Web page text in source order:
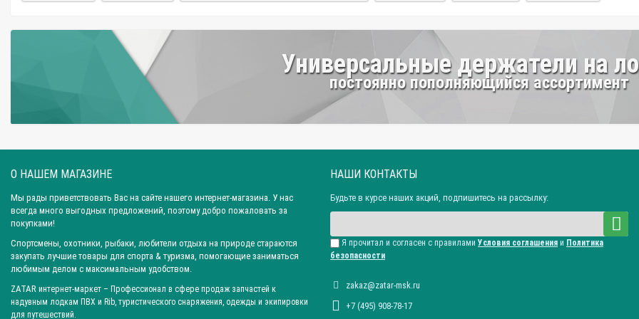
Универсальные держатели на
постоянно пополняющийся ассортимент
О НАШЕМ МАГАЗИНЕ
Мы рады приветствовать Вас на сайте нашего интернет-магазина. У нас
всегда много выгодных предложений, поэтому добро пожаловать за
покупками!
Спортсмены, охотники, рыбаки, любители отдыха на природе стараются
закупать лучшие товары для спорта & туризма, помогающие заниматься
любимым делом с максимальным удобством.
ZATAR интернет-маркет – Профессионал в сфере продаж запчастей к
надувным лодкам ПВХ и Rib, туристического снаряжения, одежды и экипировки
для путешествий.
НАШИ КОНТАКТЫ
Будьте в курсе наших акций, подпишитесь на рассылку:
Я прочитал и согласен с правилами Условия соглашения и Политика
безопасности
zakaz@zatar-msk.ru
+7 (495) 908-78-17